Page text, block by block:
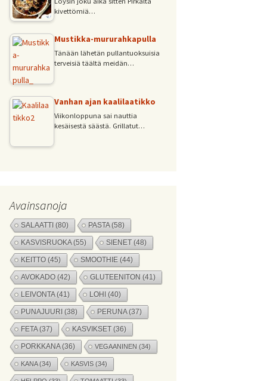
kivettömiä…
Mustikka-mururahkapulla
Tänään lähetän pullantuoksuisia
terveisiä täältä meidän…
Vanhan ajan kaalilaatikko
Viikonloppuna sai nauttia
kesäisestä säästä. Grillatut…
Avainsanoja
SALAATTI (80) PASTA(58)
KASVISRUOKA(55) SIENET (48)
KEITTO (45) SMOOTHIE (44)
AVOKADO (42) GLUTEENITON (41)
LEIVONTA(41) LOHI (40)
PUNAJUURI (38) PERUNA(37)
FETA(37) KASVIKSET (36)
PORKKANA(36) VEGAANINEN (34)
KANA(34) KASVIS (34)